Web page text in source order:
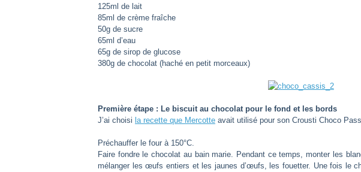
125ml de lait
85ml de crème fraîche
50g de sucre
65ml d’eau
65g de sirop de glucose
380g de chocolat (haché en petit morceaux)
Première étape : Le biscuit au chocolat pour le fond et les bords
J’ai choisi la recette que Mercotte avait utilisé pour son Crousti Choco
Préchauffer le four à 150°C.
Faire fondre le chocolat au bain marie. Pendant ce temps, monter les
mélanger les œufs entiers et les jaunes d’œufs, les fouetter. Une fois le